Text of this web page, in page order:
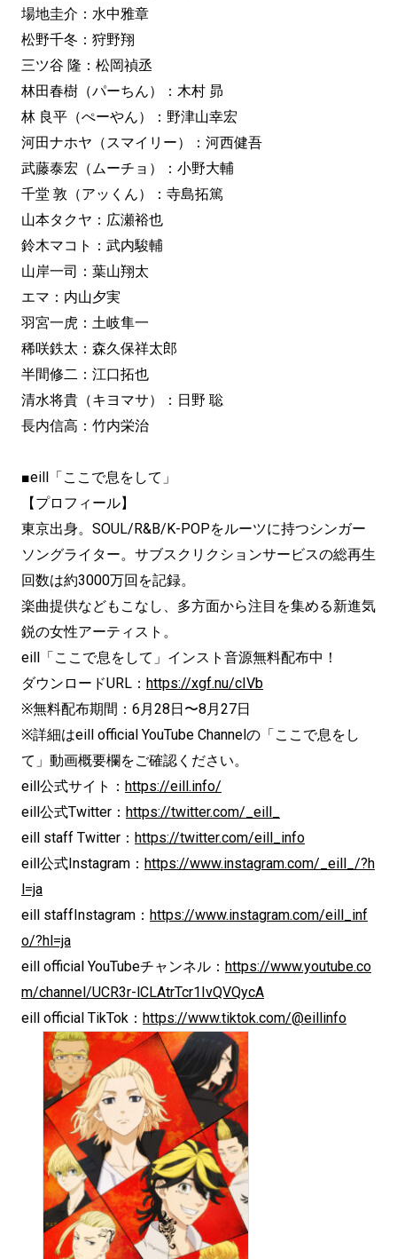
場地圭介：水中雅章
松野千冬：狩野翔
三ツ谷 隆：松岡禎丞
林田春樹（パーちん）：木村 昴
林 良平（ぺーやん）：野津山幸宏
河田ナホヤ（スマイリー）：河西健吾
武藤泰宏（ムーチョ）：小野大輔
千堂 敦（アッくん）：寺島拓篤
山本タクヤ：広瀬裕也
鈴木マコト：武内駿輔
山岸一司：葉山翔太
エマ：内山夕実
羽宮一虎：土岐隼一
稀咲鉄太：森久保祥太郎
半間修二：江口拓也
清水将貴（キヨマサ）：日野 聡
長内信高：竹内栄治
■eill「ここで息をして」
【プロフィール】
東京出身。SOUL/R&B/K-POPをルーツに持つシンガー
ソングライター。サブスクリクションサービスの総再生
回数は約3000万回を記録。
楽曲提供などもこなし、多方面から注目を集める新進気
鋭の女性アーティスト。
eill「ここで息をして」インスト音源無料配布中！
ダウンロードURL： https://xgf.nu/cIVb
※無料配布期間：6月28日〜8月27日
※詳細はeill official YouTube Channelの「ここで息をし
て」動画概要欄をご確認ください。
eill公式サイト： https://eill.info/
eill公式Twitter： https://twitter.com/_eill_
eill staff Twitter： https://twitter.com/eill_info
eill公式Instagram： https://www.instagram.com/_eill_/?h
l=ja
eill staffInstagram： https://www.instagram.com/eill_inf
o/?hl=ja
eill official YouTubeチャンネル： https://www.youtube.co
m/channel/UCR3r-lCLAtrTcr1IvQVQycA
eill official TikTok： https://www.tiktok.com/@eillinfo